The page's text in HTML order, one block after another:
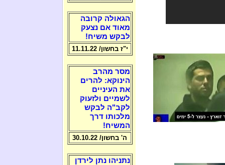
הגאולה קרובה
מאוד אם נצעק
לבקש משיח!
י"ז בחשון/ 11.11.22
מסר מהרב
הינוקא: להרים
את העיניים
לשמיים ולזעוק
לקב"ה לבקש
מלכותו דרך
המשיח!
ה' בחשון/ 30.10.22
נתניהו נתן לירדן